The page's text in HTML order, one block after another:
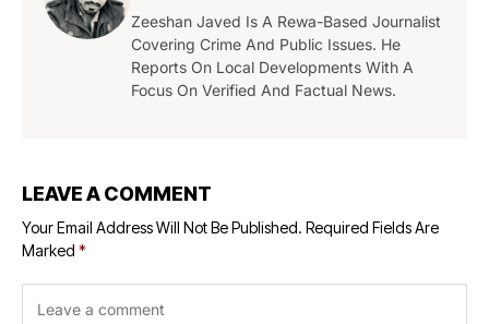
Zeeshan Javed Is A Rewa-Based Journalist
Covering Crime And Public Issues. He
Reports On Local Developments With A
Focus On Verified And Factual News.
LEAVE A COMMENT
Your Email Address Will Not Be Published. Required Fields Are
Marked *